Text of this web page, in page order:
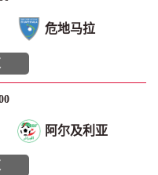
危地马拉
阿尔及利亚